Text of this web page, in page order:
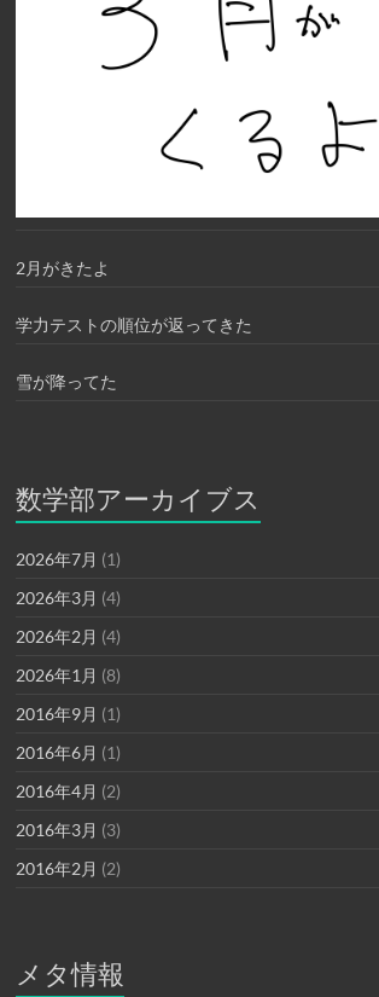
2月がきたよ
学力テストの順位が返ってきた
雪が降ってた
数学部アーカイブス
2026年7月 (1)
2026年3月 (4)
2026年2月 (4)
2026年1月 (8)
2016年9月 (1)
2016年6月 (1)
2016年4月 (2)
2016年3月 (3)
2016年2月 (2)
メタ情報